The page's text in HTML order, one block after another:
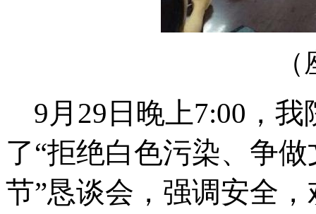
9月29日晚上7:00， 我
了“拒绝白色污染、争
节”恳谈会，强调安全